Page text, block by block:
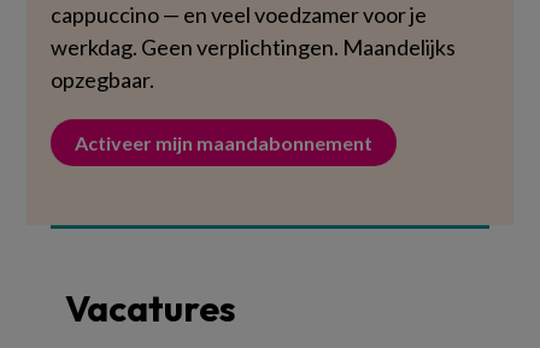
cappuccino — en veel voedzamer voor je
werkdag. Geen verplichtingen. Maandelijks
opzegbaar.
Activeer mijn maandabonnement
Vacatures